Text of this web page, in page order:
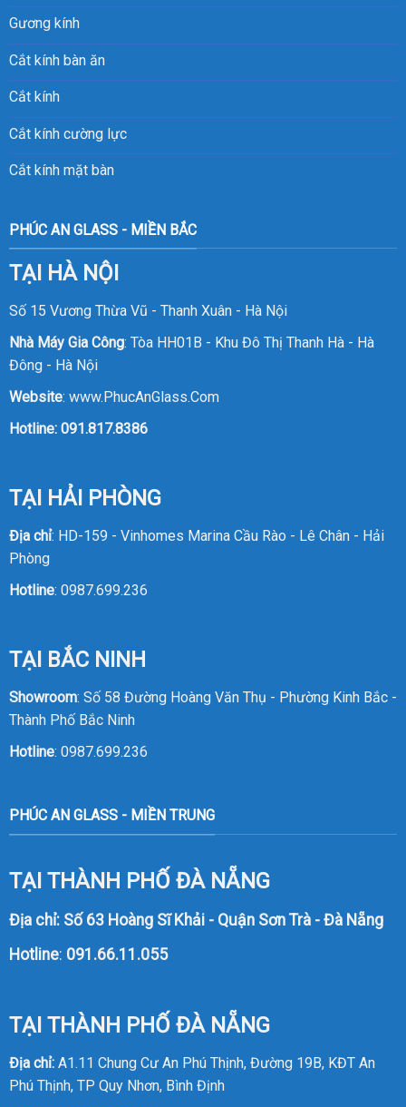
Gương kính
Cắt kính bàn ăn
Cắt kính
Cắt kính cường lực
Cắt kính mặt bàn
PHÚC AN GLASS - MIỀN BẮC
TẠI HÀ NỘI
Số 15 Vương Thừa Vũ - Thanh Xuân - Hà Nội
Nhà Máy Gia Công: Tòa HH01B - Khu Đô Thị Thanh Hà - Hà
Đông - Hà Nội
Website: www.PhucAnGlass.Com
Hotline: 091.817.8386
TẠI HẢI PHÒNG
Địa chỉ: HD-159 - Vinhomes Marina Cầu Rào - Lê Chân - Hải
Phòng
Hotline: 0987.699.236
TẠI BẮC NINH
Showroom: Số 58 Đường Hoàng Văn Thụ - Phường Kinh Bắc -
Thành Phố Bắc Ninh
Hotline: 0987.699.236
PHÚC AN GLASS - MIỀN TRUNG
TẠI THÀNH PHỐ ĐÀ NẴNG
Địa chỉ: Số 63 Hoàng Sĩ Khải - Quận Sơn Trà - Đà Nẵng
Hotline: 091.66.11.055
TẠI THÀNH PHỐ ĐÀ NẴNG
Địa chỉ:A1.11 Chung Cư An Phú Thịnh, Đường 19B, KĐT An
Phú Thịnh, TP Quy Nhơn, Bình Định